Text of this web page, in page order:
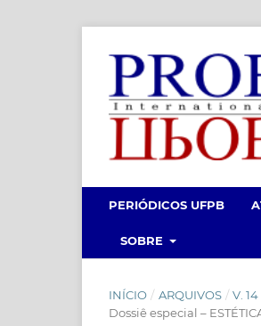
PERIÓDICOS UFPB
SOBRE
INÍCIO / ARQUIVOS / V.
Dossiê especial –